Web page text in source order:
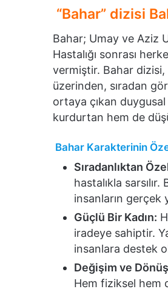
“Bahar” dizisi
Bahar; Umay ve Aziz
Hastalığı sonrası
vermiştir. Bahar dizisi,
üzerinden, sıradan
ortaya çıkan
kurdurtan hem de
Bahar Karakterinin
Sıradanlıktan
hastalıkla
insanların gerçek
Güçlü Bir Kadın:
iradeye sahiptir.
insanlara destek
Değişim ve
Hem fiziksel hem